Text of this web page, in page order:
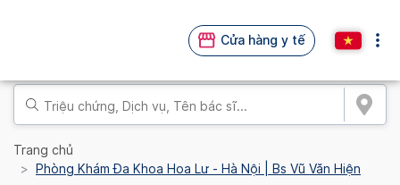
Cửa hàng y tế
Trang chủ
Phòng Khám Đa Khoa Hoa Lư - Hà Nội | Bs Vũ Văn Hiện